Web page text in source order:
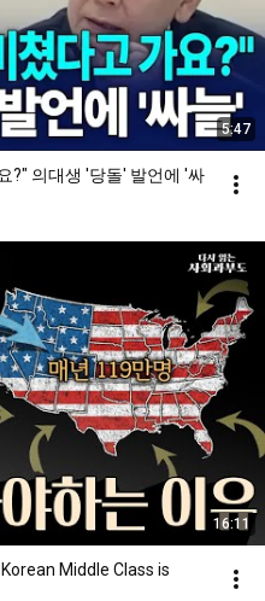
5:47
?" 의대생 '당돌' 발언에 '싸
16:11
Middle Class is